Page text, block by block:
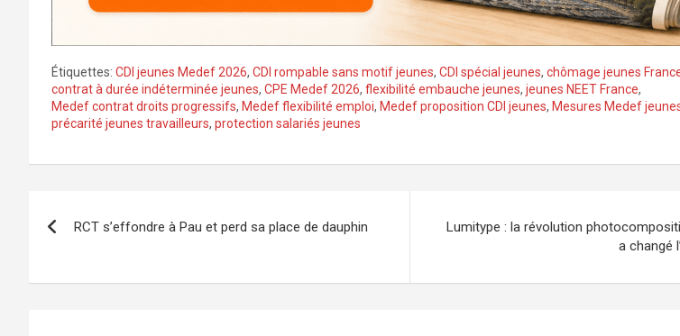
Étiquettes: CDI jeunes Medef 2026, CDI rompable sans motif jeunes, CDI spécial jeunes, chômage jeunes
contrat à durée indéterminée jeunes, CPE Medef 2026, flexibilité embauche jeunes, jeunes NEET France,
Medef contrat droits progressifs, Medef flexibilité emploi, Medef proposition CDI jeunes, Mesures Medef
précarité jeunes travailleurs, protection salariés jeunes
de
l’article
RCT s’effondre à Pau et perd sa place de dauphin
Lumitype : la révolution
a changé